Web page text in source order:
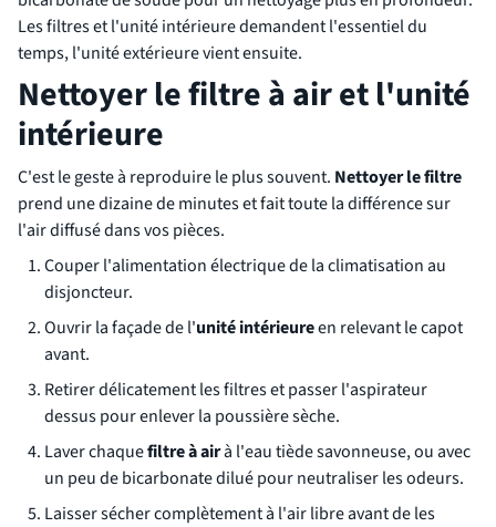
Les filtres et l'unité intérieure demandent l'essentiel du
temps, l'unité extérieure vient ensuite.
Nettoyer le filtre à air et l'unité
intérieure
C'est le geste à reproduire le plus souvent. Nettoyer le filtre
prend une dizaine de minutes et fait toute la différence sur
l'air diffusé dans vos pièces.
Couper l'alimentation électrique de la climatisation au
disjoncteur.
Ouvrir la façade de l'unité intérieureen relevant le capot
avant.
Retirer délicatement les filtres et passer l'aspirateur
dessus pour enlever la poussière sèche.
Laver chaquefiltre à airà l'eau tiède savonneuse, ou avec
un peu de bicarbonate dilué pour neutraliser les odeurs.
Laisser sécher complètement à l'air libre avant de les